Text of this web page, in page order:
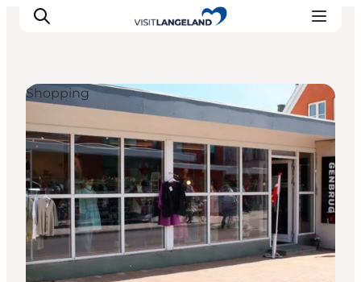
Discover
Cities and Islands
Outdoor
Accommodation
Planning
Shopping